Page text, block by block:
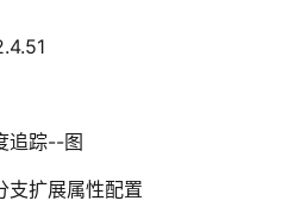
追踪--图
扩展属性配置